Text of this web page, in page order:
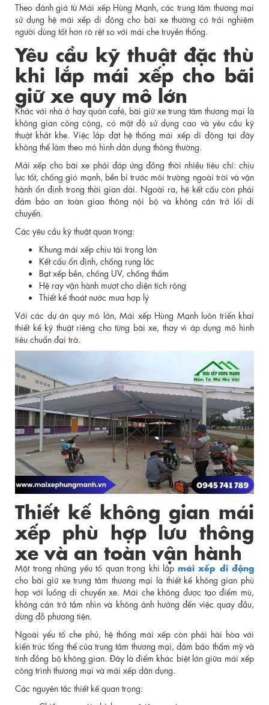
Theo đánh giá từ Mái xếp Hùng Mạnh, các trung tâm thương mại
sử dụng hệ mái xếp di động cho bãi xe thường có trải nghiệm
người dùng tốt hơn rõ rệt so với mái che truyền thống.
Yêu cầu kỹ thuật đặc thù
khi lắp mái xếp cho bãi
giữ xe quy mô lớn
Khác với nhà ở hay quán café, bãi giữ xe trung tâm thương mại là
không gian công cộng, có mật độ sử dụng cao và yêu cầu kỹ
thuật khắt khe. Việc lắp đặt hệ thống mái xếp di động tại đây
không thể làm theo mô hình dân dụng thông thường.
Mái xếp cho bãi xe phải đáp ứng đồng thời nhiều tiêu chí: chịu
lực tốt, chống gió mạnh, bền bỉ trước môi trường ngoài trời và vận
hành ổn định trong thời gian dài. Ngoài ra, hệ kết cấu còn phải
đảm bảo an toàn giao thông nội bộ và không cản trở lối di
chuyển.
Các yêu cầu kỹ thuật quan trọng:
Khung mái xếp chịu tải trọng lớn
Kết cấu ổn định, chống rung lắc
Bạt xếp bền, chống UV, chống thấm
Hệ ray vận hành mượt cho diện tích rộng
Thiết kế thoát nước mưa hợp lý
Với các dự án quy mô lớn, Mái xếp Hùng Mạnh luôn triển khai
thiết kế kỹ thuật riêng cho từng bãi xe, thay vì áp dụng mô hình
tiêu chuẩn đại trà.
Thiết kế không gian mái
xếp phù hợp lưu thông
xe và an toàn vận hành
Một trong những yếu tố quan trọng khi lắp mái xếp di động
cho bãi giữ xe trung tâm thương mại là thiết kế không gian phù
hợp với luồng di chuyển xe. Mái che không được tạo điểm mù,
không cản trở tầm nhìn và không ảnh hưởng đến việc quay đầu,
dừng đỗ phương tiện.
Ngoài yếu tố che phủ, hệ thống mái xếp còn phải hài hòa với
kiến trúc tổng thể của trung tâm thương mại, đảm bảo thẩm mỹ và
tính đồng bộ không gian. Đây là điểm khác biệt lớn giữa mái xếp
công trình thương mại và mái xếp dân dụng.
Các nguyên tắc thiết kế quan trọng: